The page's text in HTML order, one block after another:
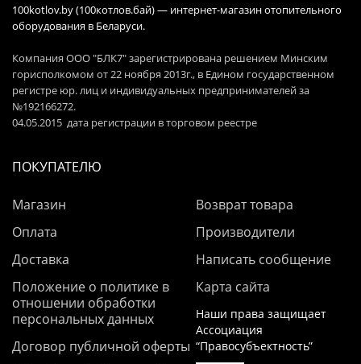
100kotlov.by (100котлов.бай) — интернет-магазин отопительного
оборудования в Беларуси.
Компания ООО "БЛК7" зарегистрирована решением Минским
горисполкомом от 22 ноября 2013г., в Едином государственном
регистре юр. лиц и индивидуальных предпринимателей за
№192166272.
04.05.2015 дата регистрации в торговом реестре
ПОКУПАТЕЛЮ
Магазин
Оплата
Доставка
Положение о политике в
отношении обработки
персональных данных
Договор публичной оферты
Возврат товара
Производители
Написать сообщение
Карта сайта
Наши права защищает
Ассоциация
“Правосубъектность”